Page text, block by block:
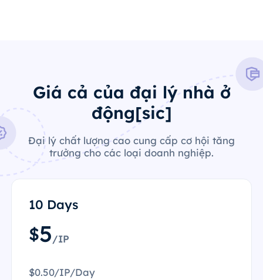
Giá cả của đại lý nhà ở
động[sic]
Đại lý chất lượng cao cung cấp cơ hội tăng
trưởng cho các loại doanh nghiệp.
10 Days
$5/IP
$0.50/IP/Day